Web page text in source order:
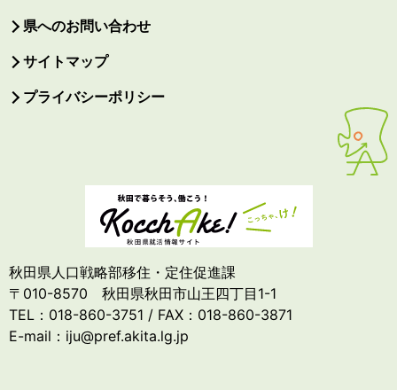
県へのお問い合わせ
サイトマップ
プライバシーポリシー
秋田県人口戦略部移住・定住促進課
〒010-8570 秋田県秋田市山王四丁目1-1
TEL：018-860-3751 / FAX：018-860-3871
E-mail：iju@pref.akita.lg.jp